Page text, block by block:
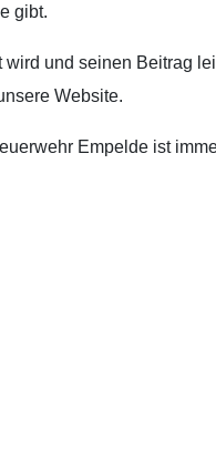
gibt.
und seinen Beitrag
Website.
Empelde ist